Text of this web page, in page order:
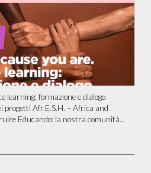
learning: formazione e dialogo
progetti Afr.E.S.H. – Africa and
Educando: la nostra comunità...